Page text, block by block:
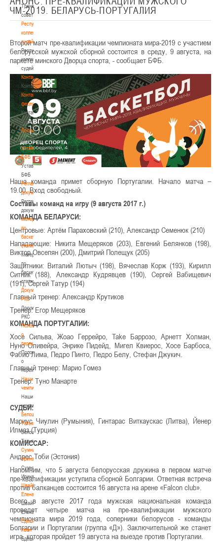
Тренерский
совет
Республиканская
коллегия
судей
Республиканская
коллегия
судей
Контакты
Контакты
Контакты
федерации
Контакты
федерации
Документы
Документы
Устав
БФБ
Устав
БФБ
Регламентирующие
документы
Регламентирующие
документы
Материалы
по
баскетбольной
статистике
Материалы
по
баскетбольной
статистике
Документы
РКС
Документы
РКС
Положение
о
переходах
Положение
о
переходах
Наши
чемпионы
Наши
чемпионы
Белошапко
Татьяна
Белошапко
Татьяна
Сумникова
Ирина
Сумникова
Ирина
Швайбович
Елена
Швайбович
Елена
Едешко
Иван
Едешко
ЧМ-2019. БЕЛАРУСЬ-ПОРТУГАЛИЯ
Второй матч пре-квалификации чемпионата мира-2019 с участием
белорусской мужской сборной состоится в среду, 9 августа, на
паркете минского Дворца спорта, - сообщает БФБ.
Наша команда примет сборную Португалии. Начало матча –
19.00. Вход свободный.
Составы команд на игру (9 августа 2017 г.)
КОМАНДА БЕЛАРУСИ:
Центровые: Артём Параховский (210), Александр Семенюк (210)
Нападающие: Никита Мещеряков (203), Евгений Белянков (198),
Виктор Овсепян (200), Дмитрий Полещук (205)
Защитники: Виталий Лютыч (198), Вячеслав Корж (193), Кирилл
Ситник (188), Александр Кудрявцев (190), Сергей Вабищевич
(191), Сергей Татур (194)
Главный тренер: Александр Крутиков
Тренер: Егор Мещеряков
КОМАНДА ПОРТУГАЛИИ:
Хосе Сильва, Жоао Геррейро, Take Баррозо, Арнетт Холман,
Нуно Оливейра, Энрике Пидейд, Мигел Квиерос, Хосе Барбоса,
Фабио Лима, Педро Пинто, Педро Белу, Стефан Джукич.
Главный тренер: Марио Гомез
Тренер: Туно Манарте
СУДЬИ:
Мариус Чиулин (Румыния), Гинтарас Виткаускас (Литва), Йенер
Илмаз (Турция)
КОМИССАР:
Андрес Тоби (Эстония)
Напомним, что 5 августа белорусская дружина в первом матче
пре-квалификации уступила сборной Болгарии. Ответная встреча
против балканцев состоится 16 августа на арене «Falcon club».
Всего в августе 2017 года мужская национальная команда
проведет четыре матча на пре-квалификации мужского
чемпионата мира 2019 года, соперники белорусов - команды
Болгарии и Португалии (группа «Д»). Заключительной же станет
игра, которая пройдет 19 августа на выезде против Португалии.